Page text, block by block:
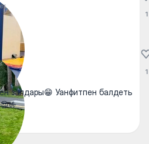
1
залдары😁 Уанфитпен балдеть
1